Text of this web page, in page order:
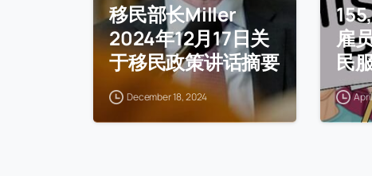
移民部长Miller
2024年12月17日关
于移民政策讲话摘要
December 18, 2024
雇
民